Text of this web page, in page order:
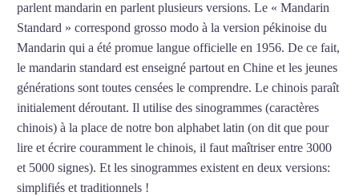
parlent mandarin en parlent plusieurs versions. Le « Mandarin
Standard » correspond grosso modo à la version pékinoise du
Mandarin qui a été promue langue officielle en 1956. De ce fait,
le mandarin standard est enseigné partout en Chine et les jeunes
générations sont toutes censées le comprendre. Le chinois paraît
initialement déroutant. Il utilise des sinogrammes (caractères
chinois) à la place de notre bon alphabet latin (on dit que pour
lire et écrire couramment le chinois, il faut maîtriser entre 3000
et 5000 signes). Et les sinogrammes existent en deux versions:
simplifiés et traditionnels !